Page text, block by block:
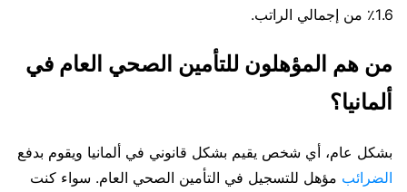
1.6٪ من إجمالي الراتب.
من هم المؤهلون للتأمين الصحي العام في
ألمانيا؟
بشكل عام، أي شخص يقيم بشكل قانوني في ألمانيا ويقوم بدفع
الضرائب مؤهل للتسجيل في التأمين الصحي العام. سواء كنت